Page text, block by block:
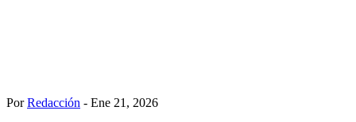
PorRedacción - Ene 21, 2026